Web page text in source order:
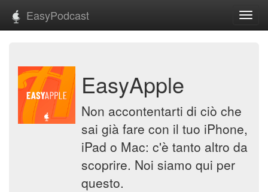
EasyPodcast
EasyApple
Non accontentarti di ciò che
sai già fare con il tuo iPhone,
iPad o Mac: c'è tanto altro da
scoprire. Noi siamo qui per
questo.